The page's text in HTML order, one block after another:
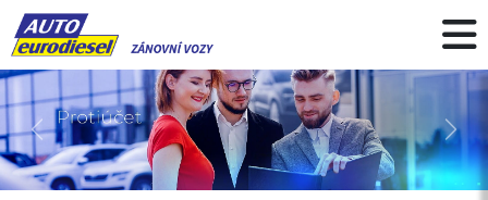
Předchozí Další